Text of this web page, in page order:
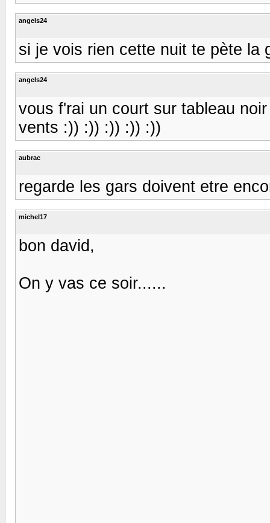
angels24
si je vois rien cette nuit te pète la
angels24
vous f'rai un court sur tableau
vents :)) :)) :)) :)) :))
aubrac
regarde les gars doivent etre
michel17
bon david,
On y vas ce soir......